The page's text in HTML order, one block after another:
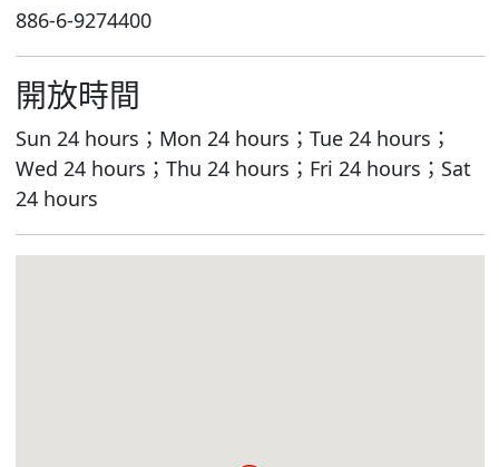
886-6-9274400
開放時間
Sun 24 hours；Mon 24 hours；Tue 24 hours；
Wed 24 hours；Thu 24 hours；Fri 24 hours；Sat
24 hours